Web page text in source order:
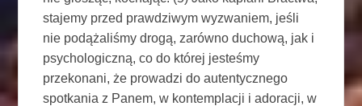
stajemy przed prawdziwym wyzwaniem, jeśli
nie podążaliśmy drogą, zarówno duchową, jak i
psychologiczną, co do której jesteśmy
przekonani, że prowadzi do autentycznego
spotkania z Panem, w kontemplacji i adoracji, w